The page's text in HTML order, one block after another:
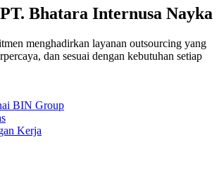
Bhatara Internusa Nayka
menghadirkan layanan outsourcing yang
dan sesuai dengan kebutuhan setiap
BIN Group
Kerja